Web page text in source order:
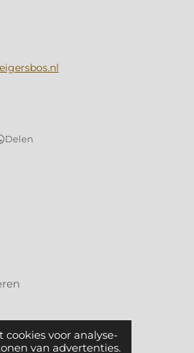
voor analyse-
van advertenties.
Delen